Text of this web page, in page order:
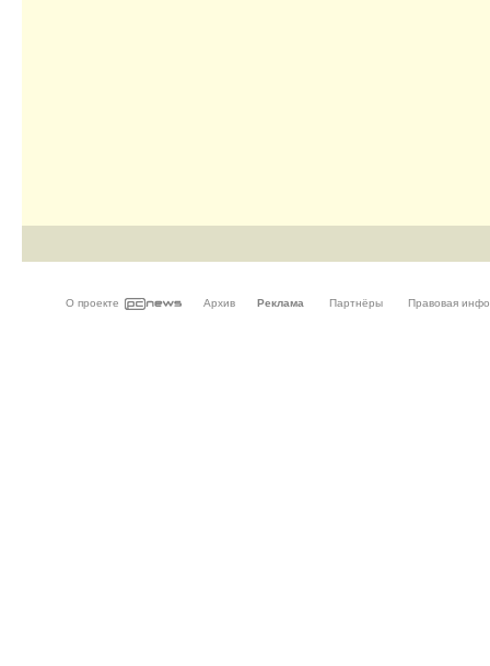
О проекте Архив Реклама Партнёры Правовая